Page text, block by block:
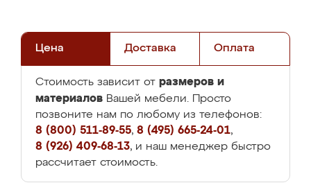
Цена Доставка Оплата
Стоимость зависит от размеров и
материалов Вашей мебели. Просто
позвоните нам по любому из телефонов:
8 (800) 511-89-55, 8 (495) 665-24-01,
8 (926) 409-68-13, и наш менеджер быстро
рассчитает стоимость.